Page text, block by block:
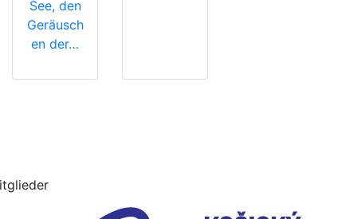
See, den
Geräusch
en der…